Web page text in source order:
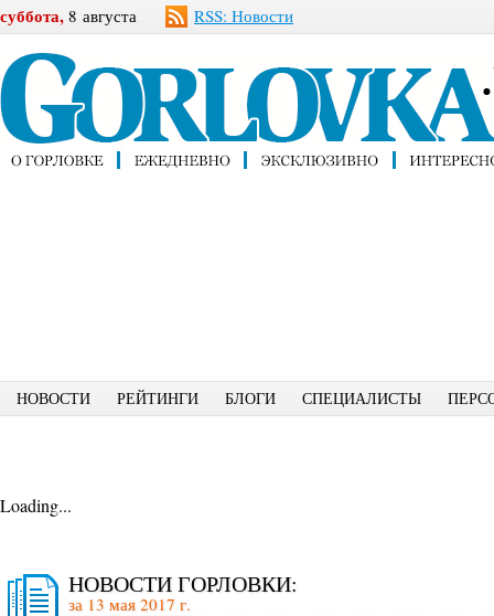
суббота, 8 августа RSS: Новости
НОВОСТИ РЕЙТИНГИ БЛОГИ СПЕЦИАЛИСТЫ
Loading...
НОВОСТИ ГОРЛОВКИ:
за 13 мая 2017 г.